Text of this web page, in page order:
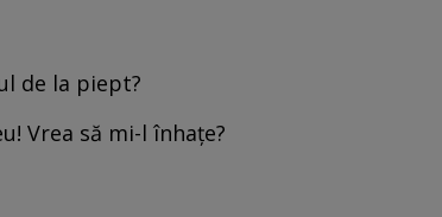
de la piept?
Vrea să mi-l înhațe?